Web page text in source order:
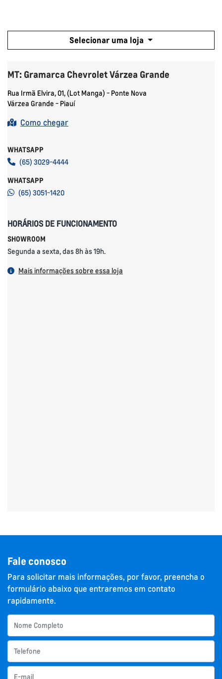
Selecionar uma loja
MT: Gramarca Chevrolet Várzea Grande
Rua Irmã Elvira, 01, (Lot Manga) - Ponte Nova
Várzea Grande - Piauí
Como chegar
WHATSAPP
(65) 3029-4444
WHATSAPP
(65) 3051-1420
HORÁRIOS DE FUNCIONAMENTO
SHOWROOM
Segunda a sexta, das 8h às 19h.
Mais informações sobre essa loja
Fale conosco
Para solicitar mais informações, por favor, preencha o
formulário abaixo que entraremos em contato
rapidamente.